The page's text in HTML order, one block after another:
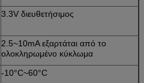
3.3V διευθετήσιμος
2.5~10mA εξαρτάται από το
ολοκληρωμένο κύκλωμα
-10°C~60°C